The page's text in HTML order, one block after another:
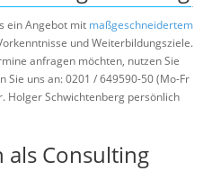
ein Angebot mit maßgeschneidertem
und Weiterbildungsziele.
anfragen möchten, nutzen Sie
Sie uns an: 0201 / 649590-50 (Mo-Fr
Holger Schwichtenberg persönlich
als Consulting